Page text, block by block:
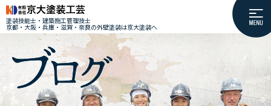
塗装技能士・建築施工管理技士
京都・大阪・兵庫・滋賀・奈良の外壁塗装は京大塗装へ